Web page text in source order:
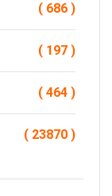
( 686 )
( 197 )
( 464 )
( 23870 )